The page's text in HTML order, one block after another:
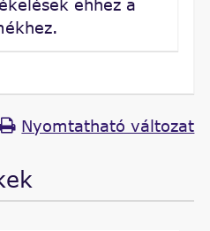
ehhez a
Nyomtatható változat